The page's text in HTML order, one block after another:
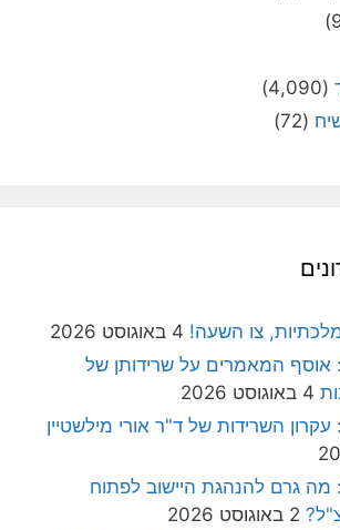
(4,090)
(72)
צו השעה! 4 באוגוסט 2026
אוסף המאמרים על שרידותן של
4 באוגוסט 2026
השרידות של ד"ר אורי מילשטיין
מה גרם להנהגת היישוב לפתוח
2 באוגוסט 2026